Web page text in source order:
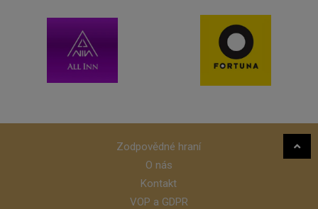
Zodpovědné hraní
O nás
Kontakt
VOP a GDPR